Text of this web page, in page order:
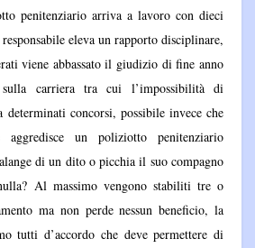
penitenziario arriva a lavoro con dieci
eleva un rapporto disciplinare,
viene abbassato il giudizio di fine anno
sulla carriera tra cui l’impossibilità di
determinati concorsi, possibile invece che
un poliziotto penitenziario
di un dito o picchia il suo compagno
Al massimo vengono stabiliti tre o
ma non perde nessun beneficio, la
tutti d’accordo che deve permettere di